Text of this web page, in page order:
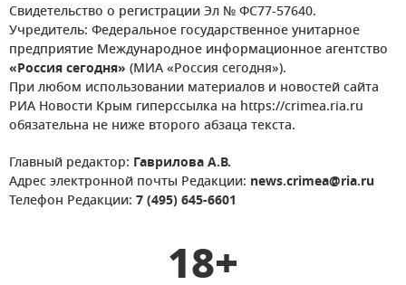
Свидетельство о регистрации Эл № ФС77-57640.
Учредитель: Федеральное государственное унитарное
предприятие Международное информационное агентство
«Россия сегодня» (МИА «Россия сегодня»).
При любом использовании материалов и новостей сайта
РИА Новости Крым гиперссылка на https://crimea.ria.ru
обязательна не ниже второго абзаца текста.
Главный редактор: Гаврилова А.В.
Адрес электронной почты Редакции: news.crimea@ria.ru
Телефон Редакции: 7 (495) 645-6601
18+